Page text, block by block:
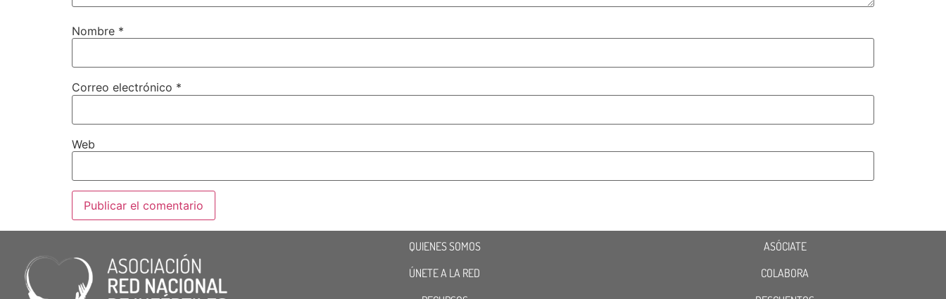
Nombre *
Correo electrónico *
Web
QUIENES SOMOS
ÚNETE A LA RED
ASÓCIATE
COLABORA